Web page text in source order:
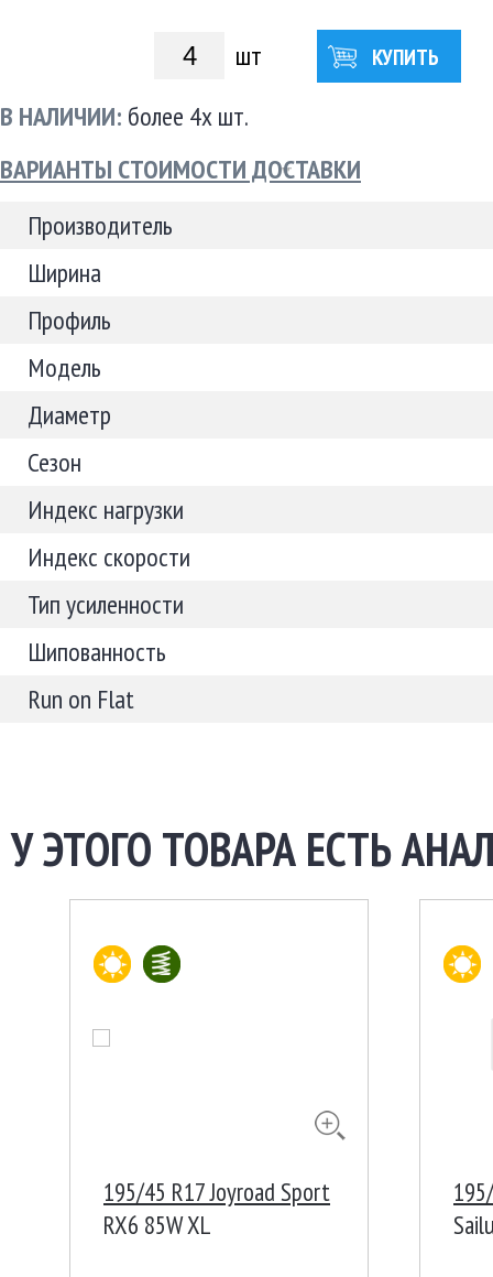
шт КУПИТЬ
В НАЛИЧИИ: более 4х шт.
ВАРИАНТЫ СТОИМОСТИ ДОСТАВКИ
Производитель
Ширина
Профиль
Модель
Диаметр
Сезон
Индекс нагрузки
Индекс скорости
Тип усиленности
Шипованность
Run on Flat
У ЭТОГО ТОВАРА ЕСТЬ
195/45 R17 Joyroad Sport
RX6 85W XL